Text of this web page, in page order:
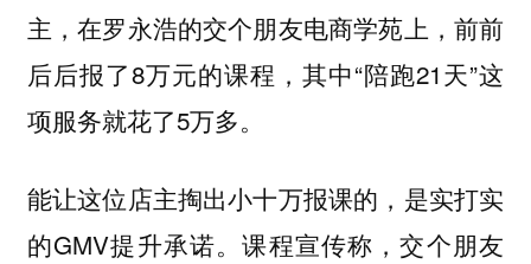
主，在罗永浩的交个朋友电商学苑上，前前
后后报了8万元的课程，其中“陪跑21天”这
项服务就花了5万多。
能让这位店主掏出小十万报课的，是实打实
的GMV提升承诺。课程宣传称，交个朋友